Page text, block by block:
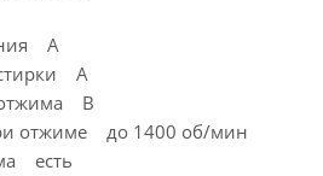
A
A
отжима B
отжиме до 1400 об/мин
есть